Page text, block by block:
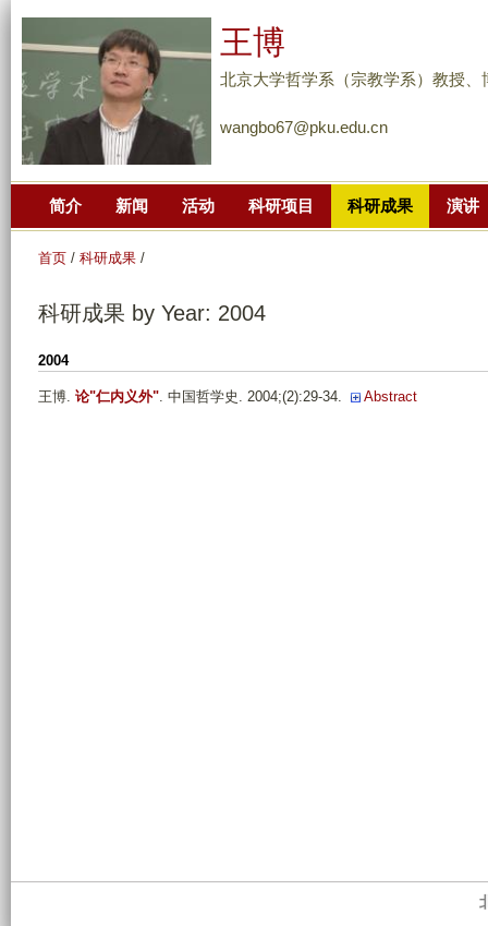
到
主
要
王博
北京大学哲学系（宗教学系）教授、
wangbo67@pku.edu.cn
简介 新闻 活动 科研项目 科研成果 演讲
首页 / 科研成果 /
科研成果 by Year: 2004
2004
王博. 论"仁内义外". 中国哲学史. 2004;(2):29-34. Abstract